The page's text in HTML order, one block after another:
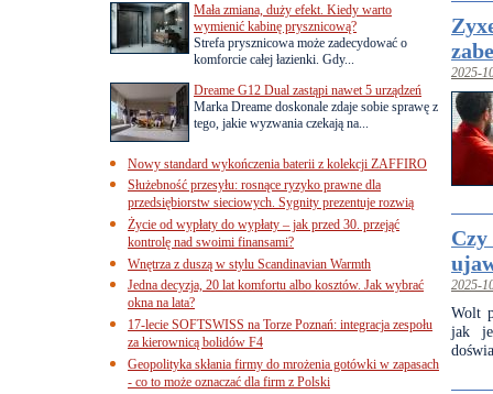
2025-
2025-
Wolt
jak
Mała zmiana, duży efekt. Kiedy warto
wymienić kabinę prysznicową?
Strefa prysznicowa może zadecydować o
komforcie całej łazienki. Gdy...
Dreame G12 Dual zastąpi nawet 5 urządzeń
Marka Dreame doskonale zdaje sobie sprawę z
tego, jakie wyzwania czekają na...
Nowy standard wykończenia baterii z kolekcji ZAFFIRO
Służebność przesyłu: rosnące ryzyko prawne dla
przedsiębiorstw sieciowych. Sygnity prezentuje rozwią
Życie od wypłaty do wypłaty – jak przed 30. przejąć
kontrolę nad swoimi finansami?
Wnętrza z duszą w stylu Scandinavian Warmth
Jedna decyzja, 20 lat komfortu albo kosztów. Jak wybrać
okna na lata?
17-lecie SOFTSWISS na Torze Poznań: integracja zespołu
za kierownicą bolidów F4
Geopolityka skłania firmy do mrożenia gotówki w zapasach
- co to może oznaczać dla firm z Polski